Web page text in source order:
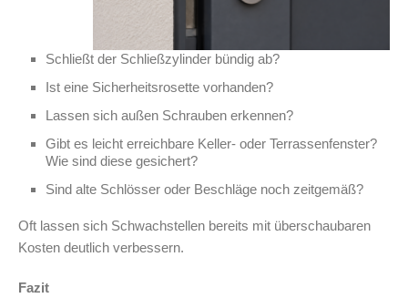
Schließt der Schließzylinder bündig ab?
Ist eine Sicherheitsrosette vorhanden?
Lassen sich außen Schrauben erkennen?
Gibt es leicht erreichbare Keller- oder Terrassenfenster?
Wie sind diese gesichert?
Sind alte Schlösser oder Beschläge noch zeitgemäß?
Oft lassen sich Schwachstellen bereits mit überschaubaren
Kosten deutlich verbessern.
Fazit